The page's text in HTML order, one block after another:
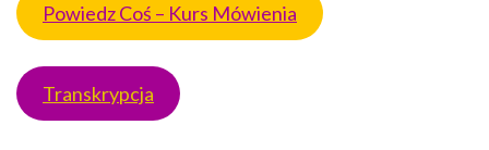
Powiedz Coś – Kurs Mówienia
Transkrypcja